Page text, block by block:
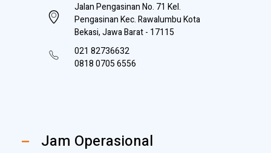
Jalan Pengasinan No. 71 Kel.
Pengasinan Kec. Rawalumbu Kota
Bekasi, Jawa Barat - 17115
021 82736632
0818 0705 6556
Jam Operasional